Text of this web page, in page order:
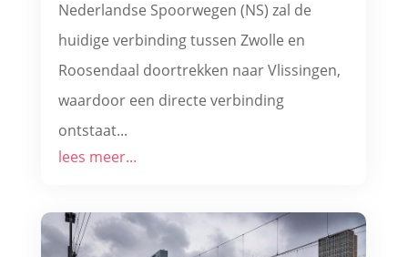
Nederlandse Spoorwegen (NS) zal de
huidige verbinding tussen Zwolle en
Roosendaal doortrekken naar Vlissingen,
waardoor een directe verbinding
ontstaat...
lees meer...